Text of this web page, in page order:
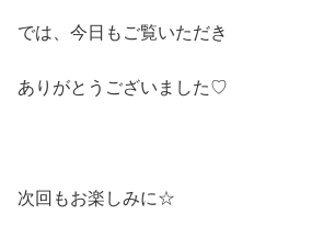
では、今日もご覧いただき
ありがとうございました♡
次回もお楽しみに☆